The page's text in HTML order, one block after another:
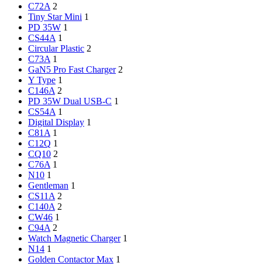
C72A 2
Tiny Star Mini 1
PD 35W 1
CS44A 1
Circular Plastic 2
C73A 1
GaN5 Pro Fast Charger 2
Y Type 1
C146A 2
PD 35W Dual USB-C 1
CS54A 1
Digital Display 1
C81A 1
C12Q 1
CQ10 2
C76A 1
N10 1
Gentleman 1
CS11A 2
C140A 2
CW46 1
C94A 2
Watch Magnetic Charger 1
N14 1
Golden Contactor Max 1